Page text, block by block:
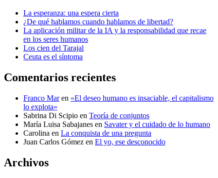
La esperanza: una espera cierta
¿De qué hablamos cuando hablamos de libertad?
La aplicación militar de la IA y la responsabilidad que recae
en los seres humanos
Los cien del Tarajal
Ceuta es el síntoma
Comentarios recientes
Franco Maren «El deseo humano es insaciable, el capitalismo
lo explota»
Sabrina Di Scipio en Teoría de conjuntos
María Luisa Sabajanes en Savater y el cuidado de lo humano
Carolina en La conquista de una pregunta
Juan Carlos Gómez en El yo, ese desconocido
Archivos